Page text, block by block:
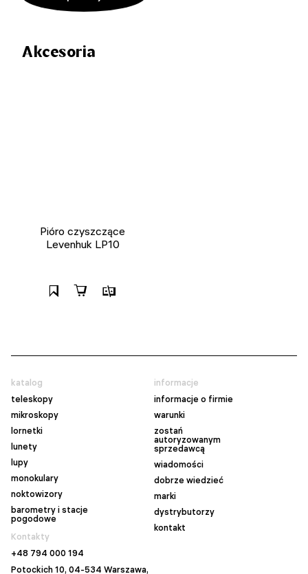
Akcesoria
Pióro czyszczące
Levenhuk LP10
katalog
teleskopy
mikroskopy
lornetki
lunety
lupy
monokulary
noktowizory
barometry i stacje
pogodowe
informacje
informacje o firmie
warunki
zostań
autoryzowanym
sprzedawcą
wiadomości
dobrze wiedzieć
marki
dystrybutorzy
kontakt
Kontakty
+48 794 000 194
Potockich 10, 04-534 Warszawa,